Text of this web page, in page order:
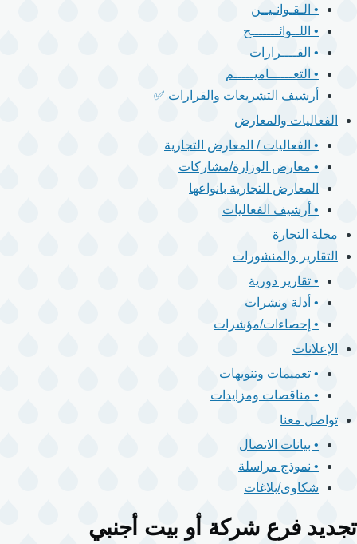
• الـقـوانـيــن
• اللــوائـــــــح
• القــــرارات
• التعــــــاميـــــم
أرشيف التشريعات والقرارات ✅
الفعاليات والمعارض
• الفعاليات / المعارض التجارية
• معارض الوزارة/مشاركات
المعارض التجارية بانواعها
• أرشيف الفعاليات
مجلة التجارة
التقارير والمنشورات
• تقارير دورية
• أدلة ونشرات
• إحصاءات/مؤشرات
الإعلانات
• تعميمات وتنويهات
• مناقصات ومزايدات
تواصل معنا
• بيانات الاتصال
• نموذج مراسلة
شكاوى/بلاغات
تجديد فرع شركة أو بيت أجنبي